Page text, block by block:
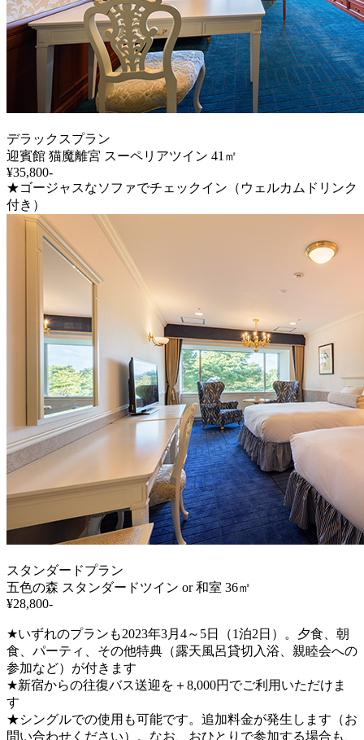
デラックスプラン
迎賓館 猫魔離宮 スーペリアツイン 41㎡
¥35,800-
★ゴージャスなソファでチェックイン（ウェルカムドリンク
付き）
スタンダードプラン
五色の森 スタンダードツイン or 和室 36㎡
¥28,800-
★いずれのプランも2023年3月4～5日（1泊2日）。夕食、朝
食、パーティ、その他特典（露天風呂貸切入浴、親睦会への
参加など）が付きます
★新宿からの往復バス送迎を＋8,000円でご利用いただけま
す
★シングルでの使用も可能です。追加料金が発生します（お
問い合わせください）。なお、おひとりで参加する場合も、